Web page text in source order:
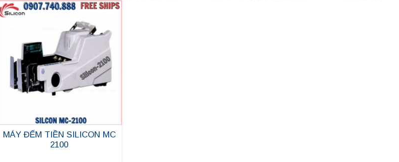
MÁY ĐẾM TIỀN SILICON MC
2100